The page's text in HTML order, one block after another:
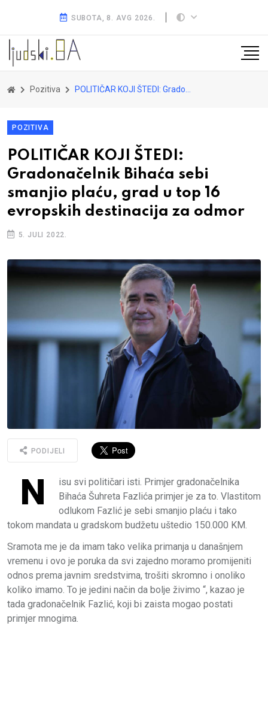
SUBOTA, 8. AVG 2026.
Pozitiva POLITIČAR KOJI ŠTEDI: Gradonačelnik Bihaća sebi smanjio plaću, grad u top 16 evropskih destinacija za odmor
POZITIVA
POLITIČAR KOJI ŠTEDI:
Gradonačelnik Bihaća sebi
smanjio plaću, grad u top 16
evropskih destinacija za odmor
5. JULI 2022.
PODIJELI
N
isu svi političari isti. Primjer gradonačelnika
Bihaća Šuhreta Fazlića primjer je za to. Vlastitom
odlukom Fazlić je sebi smanjio plaću i tako
tokom mandata u gradskom budžetu uštedio 150.000 KM.
Sramota me je da imam tako velika primanja u današnjem
vremenu i ovo je poruka da svi zajedno moramo promijeniti
odnos prema javnim sredstvima, trošiti skromno i onoliko
koliko imamo. To je jedini način da bolje živimo “, kazao je
tada gradonačelnik Fazlić, koji bi zaista mogao postati
primjer mnogima.